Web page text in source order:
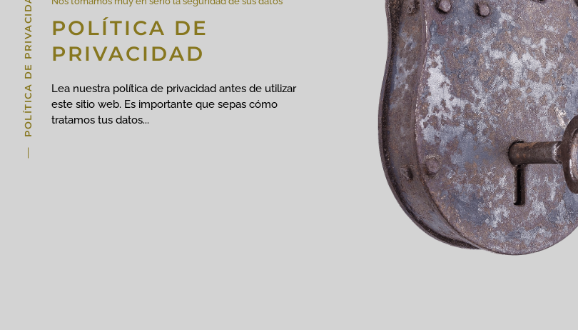
POLÍTICA DE
PRIVACIDAD
Lea nuestra política de privacidad antes de utilizar
este sitio web. Es importante que sepas cómo
tratamos tus datos...
POLÍTICA DE PRIVACIDAD